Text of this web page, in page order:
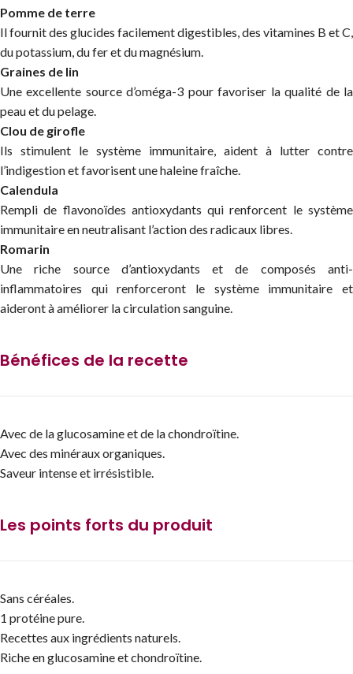
Pomme de terre
Il fournit des glucides facilement digestibles, des vitamines B et C,
du potassium, du fer et du magnésium.
Graines de lin
Une excellente source d’oméga-3 pour favoriser la qualité de la
peau et du pelage.
Clou de girofle
Ils stimulent le système immunitaire, aident à lutter contre
l’indigestion et favorisent une haleine fraîche.
Calendula
Rempli de flavonoïdes antioxydants qui renforcent le système
immunitaire en neutralisant l’action des radicaux libres.
Romarin
Une riche source d’antioxydants et de composés anti-
inflammatoires qui renforceront le système immunitaire et
aideront à améliorer la circulation sanguine.
Bénéfices de la recette
Avec de la glucosamine et de la chondroïtine.
Avec des minéraux organiques.
Saveur intense et irrésistible.
Les points forts du produit
Sans céréales.
1 protéine pure.
Recettes aux ingrédients naturels.
Riche en glucosamine et chondroïtine.